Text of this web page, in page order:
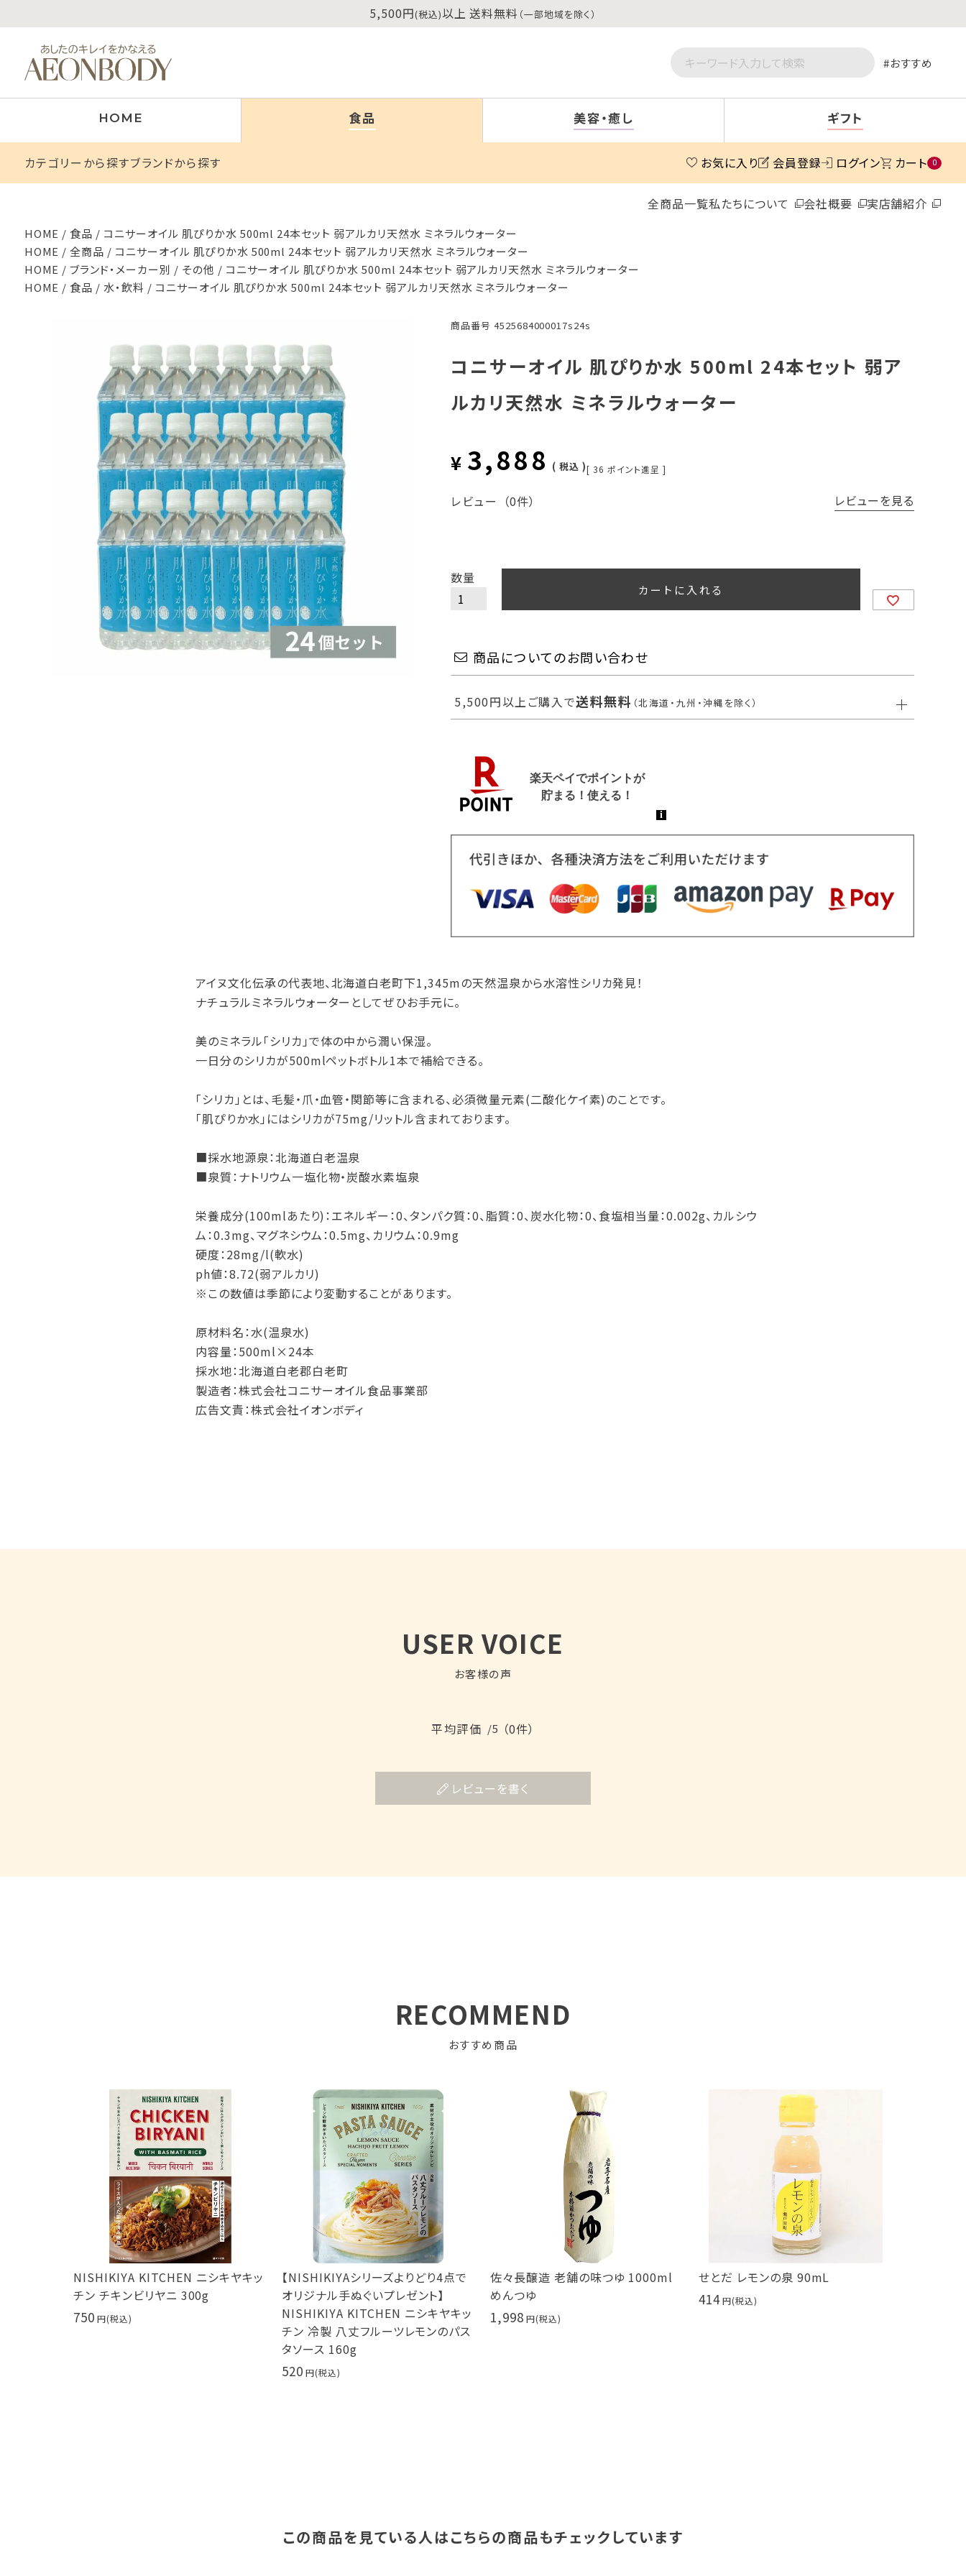
5,500円(税込)以上 送料無料 （一部地域を除く）
おすすめ
HOME 食品 美容・癒し ギフト
カテゴリーから探すブランドから探す お気に入り 会員登録 ログイン カート 0
全商品一覧私たちについて 会社概要 実店舗紹介
HOME 食品
コニサーオイル 肌ぴりか水 500ml 24本セット 弱アルカリ天然水 ミネラルウォーター
HOME
全商品
コニサーオイル 肌ぴりか水 500ml 24本セット 弱アルカリ天然水 ミネラルウォーター
HOME
ブランド・メーカー別 その他
コニサーオイル 肌ぴりか水 500ml 24本セット 弱アルカリ天然水 ミネラルウォーター
HOME
食品 水・飲料 コニサーオイル 肌ぴりか水 500ml 24本セット 弱アルカリ天然水 ミネラルウォーター
商品番号 4525684000017s24s
コニサーオイル 肌ぴりか水 500ml 24本セット 弱ア
ルカリ天然水 ミネラルウォーター
¥ 3,888 税込 [ 36 ポイント進呈 ]
レビュー （0件） レビューを見る
カートに入れる
商品についてのお問い合わせ
5,500円以上ご購入で送料無料 （北海道・九州・沖縄を除く）
アイヌ文化伝承の代表地、北海道白老町下1,345mの天然温泉から水溶性シリカ発見！
ナチュラルミネラルウォーターとしてぜひお手元に。
美のミネラル「シリカ」で体の中から潤い保湿。
一日分のシリカが500mlペットボトル1本で補給できる。
「シリカ」とは、毛髪・爪・血管・関節等に含まれる、必須微量元素(二酸化ケイ素)のことです。
「肌ぴりか水」にはシリカが75mg/リットル含まれております。
■採水地源泉：北海道白老温泉
■泉質：ナトリウム一塩化物・炭酸水素塩泉
栄養成分(100mlあたり)：エネルギー：0、タンパク質：0、脂質：0、炭水化物：0、食塩相当量：0.002g、カルシウ
ム：0.3mg、マグネシウム：0.5mg、カリウム：0.9mg
硬度：28mg/l(軟水)
ph値：8.72(弱アルカリ)
※この数値は季節により変動することがあります。
原材料名：水(温泉水)
内容量：500ml×24本
採水地：北海道白老郡白老町
製造者：株式会社コニサーオイル食品事業部
広告文責：株式会社イオンボディ
USER VOICE
お客様の声
平均評価 /5 （0件）
レビューを書く
RECOMMEND
おすすめ商品
NISHIKIYA KITCHEN ニシキヤキッ
チン チキンビリヤニ 300g
750
【NISHIKIYAシリーズよりどり4点で
オリジナル手ぬぐいプレゼント】
NISHIKIYA KITCHEN ニシキヤキッ
チン 冷製 八丈フルーツレモンのパス
タソース 160g
520
佐々長醸造 老舗の味つゆ 1000ml
めんつゆ
1,998
せとだ レモンの泉 90mL
414
この商品を見ている人はこちらの商品もチェックしています